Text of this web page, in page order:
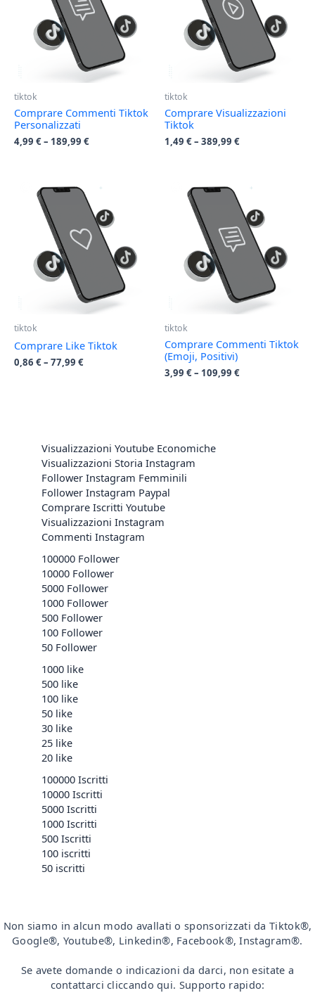
tiktok
Comprare Commenti Tiktok
Personalizzati
4,99 €– 189,99 €
tiktok
Comprare Visualizzazioni
Tiktok
1,49 €– 389,99 €
tiktok
Comprare Like Tiktok
0,86 €– 77,99 €
tiktok
Comprare Commenti Tiktok
(Emoji, Positivi)
3,99 €– 109,99 €
Visualizzazioni Youtube Economiche
Visualizzazioni Storia Instagram
Follower Instagram Femminili
Follower Instagram Paypal
Comprare Iscritti Youtube
Visualizzazioni Instagram
Commenti Instagram
100000 Follower
10000 Follower
5000 Follower
1000 Follower
500 Follower
100 Follower
50 Follower
1000 like
500 like
100 like
50 like
30 like
25 like
20 like
100000 Iscritti
10000 Iscritti
5000 Iscritti
1000 Iscritti
500 Iscritti
100 iscritti
50 iscritti
Non siamo in alcun modo avallati o sponsorizzati da Tiktok®,
Google®, Youtube®, Linkedin®, Facebook®, Instagram®.
Se avete domande o indicazioni da darci, non esitate a
contattarci cliccando qui. Supporto rapido: